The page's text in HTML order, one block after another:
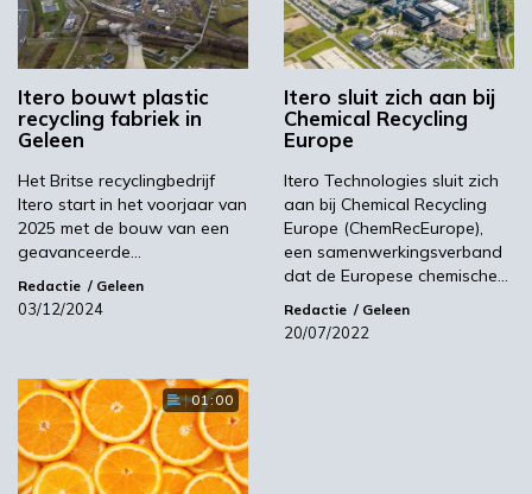
Itero
BBI JU kent financiering toe aan 18 nieuwe
projecten
Meest gelezen
Itero bouwt plastic
recycling fabriek in
Geleen
Het Britse recyclingbedrijf
Itero start in het voorjaar van
2025 met de bouw van een
geavanceerde…
Redactie Geleen
03/12/2024
Itero sluit zich aan bij
Chemical Recycling
Europe
Itero Technologies sluit zich
aan bij Chemical Recycling
Europe (ChemRecEurope),
een samenwerkingsverband
dat de Europese chemische…
Redactie Geleen
20/07/2022
01:00